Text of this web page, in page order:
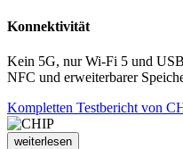
Konnektivität
Kein 5G, nur Wi-Fi 5 und
NFC und erweiterbarer
Kompletten Testbericht von
weiterlesen